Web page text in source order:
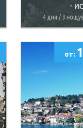
-
4 дни / 3
от: